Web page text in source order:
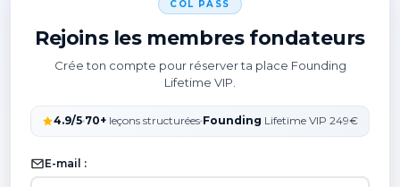
COL PASS
Rejoins les membres fondateurs
Crée ton compte pour réserver ta place Founding
Lifetime VIP
4.9/5 70+ leçons structurées Founding Lifetime VIP 249€
E-mail :